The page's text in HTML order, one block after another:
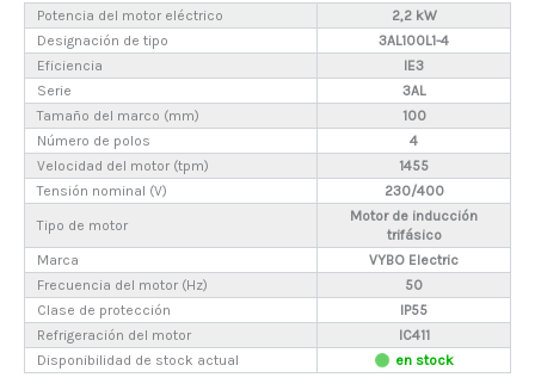
Potencia del motor eléctrico
2,2 kW
Designación de tipo
3AL100L1-4
Eficiencia
IE3
Serie
3AL
Tamaño del marco (mm)
100
Número de polos
4
Velocidad del motor (tpm)
1455
Tensión nominal (V)
230/400
Tipo de motor
Motor de inducción
trifásico
Marca
VYBO Electric
Frecuencia del motor (Hz)
50
Clase de protección
IP55
Refrigeración del motor
IC411
Disponibilidad de stock actual
en stock